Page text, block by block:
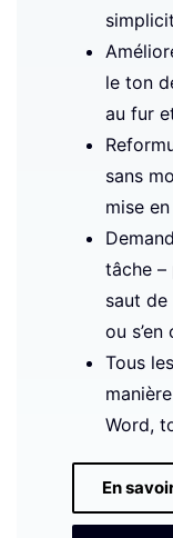
le ton
au fur
sans
mise
tâche –
saut de
ou
Tous
Word,
En